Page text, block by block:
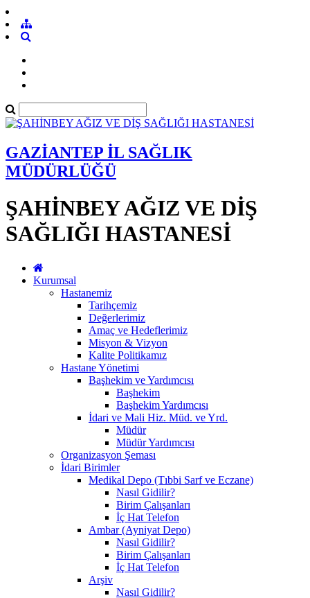
GAZİANTEP İL SAĞLIK
MÜDÜRLÜĞÜ
ŞAHİNBEY AĞIZ VE DİŞ
SAĞLIĞI HASTANESİ
Kurumsal
Hastanemiz
Tarihçemiz
Değerlerimiz
Amaç ve Hedeflerimiz
Misyon & Vizyon
Kalite Politikamız
Hastane Yönetimi
Başhekim ve Yardımcısı
Başhekim
Başhekim Yardımcısı
İdari ve Mali Hiz. Müd. ve Yrd.
Müdür
Müdür Yardımcısı
Organizasyon Şeması
İdari Birimler
Medikal Depo (Tıbbi Sarf ve Eczane)
Nasıl Gidilir?
Birim Çalışanları
İç Hat Telefon
Ambar (Ayniyat Depo)
Nasıl Gidilir?
Birim Çalışanları
İç Hat Telefon
Arşiv
Nasıl Gidilir?